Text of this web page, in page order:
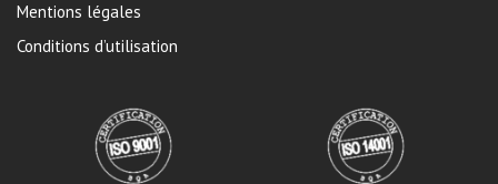
Mentions légales
Conditions d’utilisation